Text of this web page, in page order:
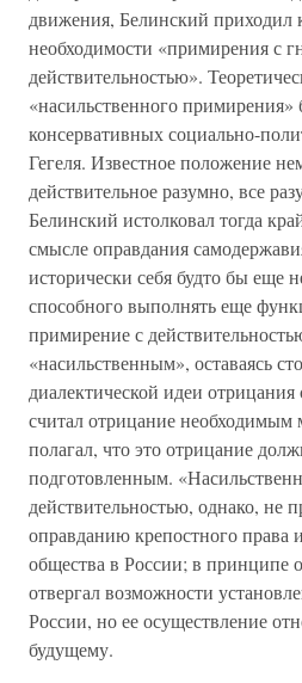
движения, Белинский
необходимости «примирения с
действительностью».
«насильственного
консервативных социально-
Гегеля. Известное положение
действительное разумно, все
Белинский истолковал тогда
смысле оправдания
исторически себя будто бы еще
способного выполнять еще
примирение с
«насильственным», оставаясь
диалектической идеи
считал отрицание необходимым
полагал, что это отрицание
подготовленным.
действительностью, однако, не
оправданию крепостного права
общества в России; в принципе
отвергал возможности
России, но ее осуществление
будущему.